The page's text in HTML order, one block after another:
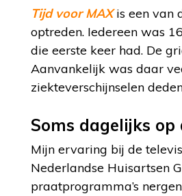
Tijd voor MAX is een van
optreden. Iedereen was
die eerste keer had. De
Aanvankelijk was daar
ziekteverschijnselen
Soms dagelijks op
Mijn ervaring bij de
Nederlandse Huisartsen
praatprogramma’s